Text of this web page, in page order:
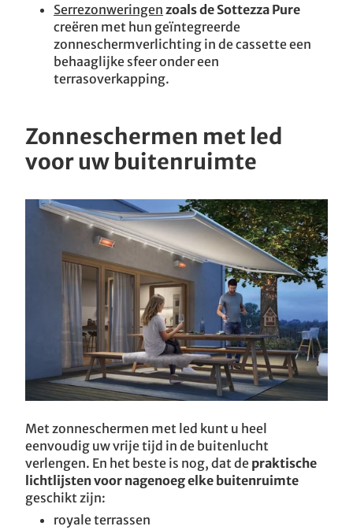
Serrezonweringen zoals de Sottezza Pure
creëren met hun geïntegreerde
zonneschermverlichting in de cassette een
behaaglijke sfeer onder een
terrasoverkapping.
Zonneschermen met led
voor uw buitenruimte
Met zonneschermen met led kunt u heel
eenvoudig uw vrije tijd in de buitenlucht
verlengen. En het beste is nog, dat de praktische
lichtlijsten voor nagenoeg elke buitenruimte
geschikt zijn:
royale terrassen